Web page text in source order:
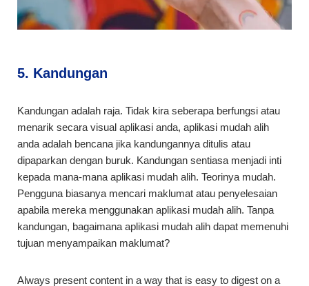
5. Kandungan
Kandungan adalah raja. Tidak kira seberapa berfungsi atau
menarik secara visual aplikasi anda, aplikasi mudah alih
anda adalah bencana jika kandungannya ditulis atau
dipaparkan dengan buruk. Kandungan sentiasa menjadi inti
kepada mana-mana aplikasi mudah alih. Teorinya mudah.
Pengguna biasanya mencari maklumat atau penyelesaian
apabila mereka menggunakan aplikasi mudah alih. Tanpa
kandungan, bagaimana aplikasi mudah alih dapat memenuhi
tujuan menyampaikan maklumat?
Always present content in a way that is easy to digest on a